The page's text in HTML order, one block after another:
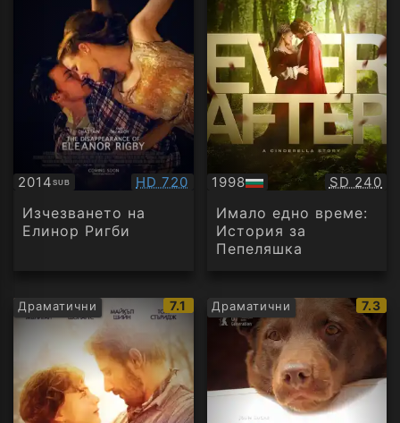
2014SUB
Субтитри Качество:
HD 720
Изчезването на
Елинор Ригби
1998
БГ
аудио
SD 240
Имало едно време:
История за
Пепеляшка
Драматични
IMDb
рейтинг:
7.1 Драматични
IMDb
7.3